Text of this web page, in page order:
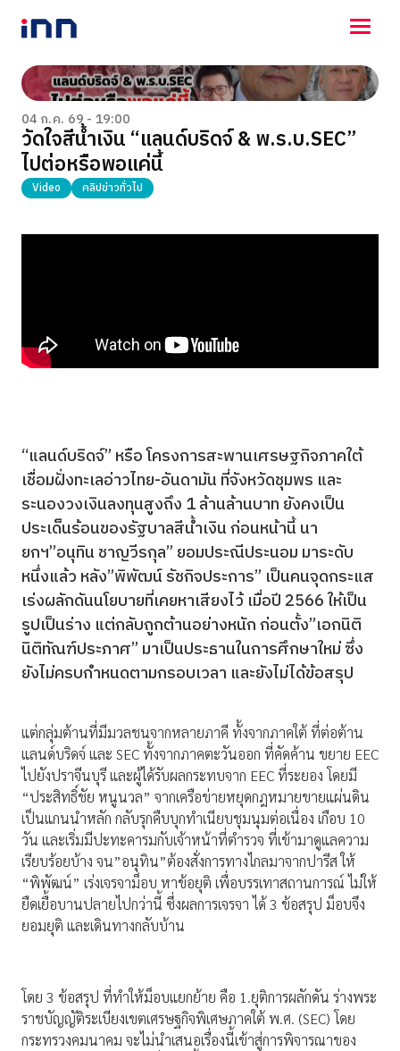
NEWS
ENTERTAINMENT
LIFESTYLE
HOROSCOPE
LOTTERY
VIDEO
04 ก.ค. 69 - 19:00
วัดใจสีน้ำเงิน “แลนด์บริดจ์ & พ.ร.บ.SEC”
ไปต่อหรือพอแค่นี้
Video คลิปข่าวทั่วไป
“แลนด์บริดจ์” หรือ โครงการสะพานเศรษฐกิจภาคใต้
เชื่อมฝั่งทะเลอ่าวไทย-อันดามัน ที่จังหวัดชุมพร และ
ระนองวงเงินลงทุนสูงถึง 1 ล้านล้านบาท ยังคงเป็น
ประเด็นร้อนของรัฐบาลสีน้ำเงิน ก่อนหน้านี้ นา
ยกฯ”อนุทิน ชาญวีรกุล” ยอมประณีประนอม มาระดับ
หนึ่งแล้ว หลัง”พิพัฒน์ รัชกิจประการ” เป็นคนจุดกระแส
เร่งผลักดันนโยบายที่เคยหาเสียงไว้ เมื่อปี 2566 ให้เป็น
รูปเป็นร่าง แต่กลับถูกต้านอย่างหนัก ก่อนตั้ง”เอกนิติ
นิติทัณฑ์ประภาศ” มาเป็นประธานในการศึกษาใหม่ ซึ่ง
ยังไม่ครบกำหนดตามกรอบเวลา และยังไม่ได้ข้อสรุป
แต่กลุ่มต้านที่มีมวลชนจากหลายภาคี ทั้งจากภาคใต้ ที่ต่อต้าน
แลนด์บริดจ์ และ SEC ทั้งจากภาคตะวันออก ที่คัดค้าน ขยาย EEC
ไปยังปราจีนบุรี และผู้ได้รับผลกระทบจาก EEC ที่ระยอง โดยมี
“ประสิทธิ์ชัย หนูนวล” จากเครือข่ายหยุดกฎหมายขายแผ่นดิน
เป็นแกนนำหลัก กลับรุกคืบบุกทำเนียบชุมนุมต่อเนื่อง เกือบ 10
วัน และเริ่มมีปะทะคารมกับเจ้าหน้าที่ตำรวจ ที่เข้ามาดูแลความ
เรียบร้อยบ้าง จน”อนุทิน”ต้องสั่งการทางไกลมาจากปารีส ให้
“พิพัฒน์” เร่งเจรจาม็อบ หาข้อยุติ เพื่อบรรเทาสถานการณ์ ไม่ให้
ยืดเยื้อบานปลายไปกว่านี้ ซึ่งผลการเจรจา ได้ 3 ข้อสรุป ม็อบจึง
ยอมยุติ และเดินทางกลับบ้าน
โดย 3 ข้อสรุป ที่ทำให้ม็อบแยกย้าย คือ 1.ยุติการผลักดัน ร่างพระ
ราชบัญญัติระเบียงเขตเศรษฐกิจพิเศษภาคใต้ พ.ศ. (SEC) โดย
กระทรวงคมนาคม จะไม่นำเสนอเรื่องนี้เข้าสู่การพิจารณาของ